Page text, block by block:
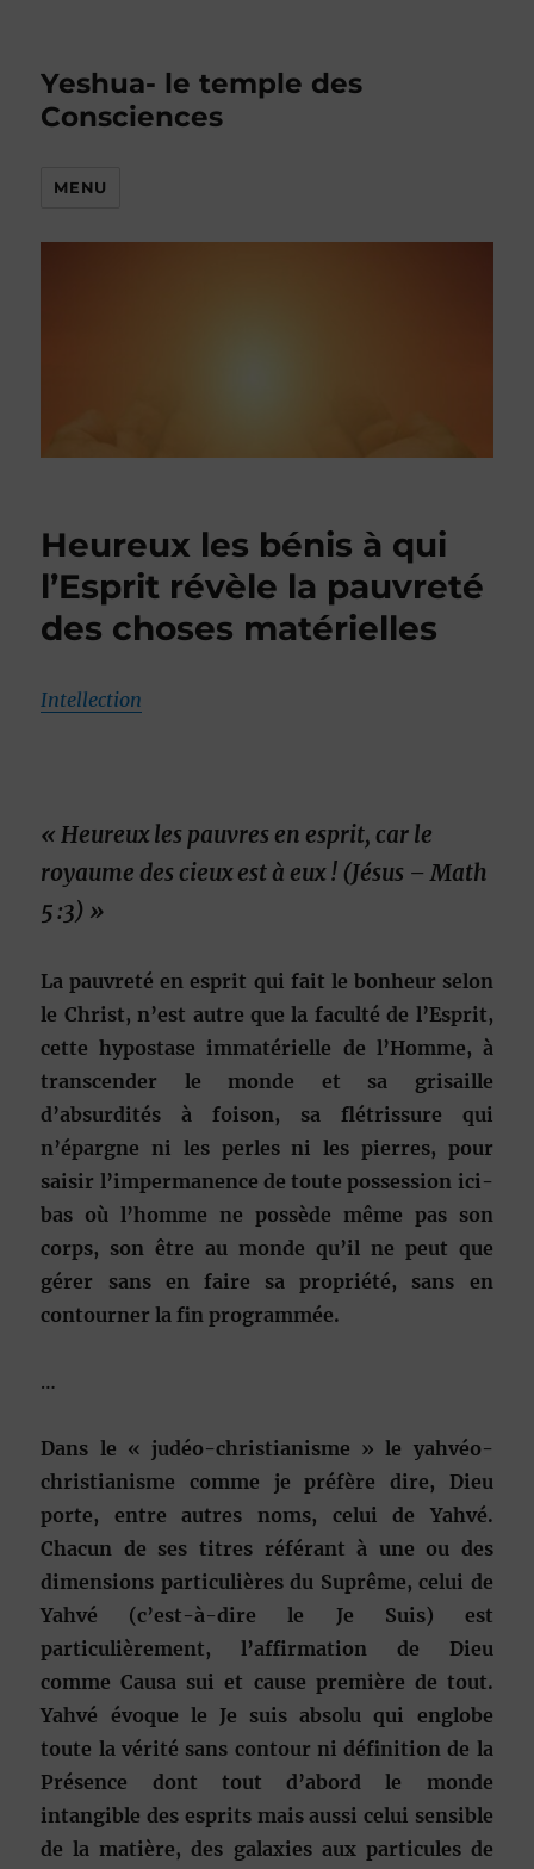
Yeshua- le temple des
Consciences
MENU
Heureux les bénis à qui
l’Esprit révèle la pauvreté
des choses matérielles
Intellection
«Heureux les pauvres en esprit, car le
royaume des cieux est à eux ! (Jésus – Math
5 :3) »
La pauvreté en esprit qui fait le bonheur selon
le Christ, n’est autre que la faculté de l’Esprit,
cette hypostase immatérielle de l’Homme, à
transcender le monde et sa grisaille
d’absurdités à foison, sa flétrissure qui
n’épargne ni les perles ni les pierres, pour
saisir l’impermanence de toute possession ici-
bas où l’homme ne possède même pas son
corps, son être au monde qu’il ne peut que
gérer sans en faire sa propriété, sans en
contourner la fin programmée.
…
Dans le « judéo-christianisme » le yahvéo-
christianisme comme je préfère dire, Dieu
porte, entre autres noms, celui de Yahvé.
Chacun de ses titres référant à une ou des
dimensions particulières du Suprême, celui de
Yahvé (c’est-à-dire le Je Suis) est
particulièrement, l’affirmation de Dieu
comme Causa sui et cause première de tout.
Yahvé évoque le Je suis absolu qui englobe
toute la vérité sans contour ni définition de la
Présence dont tout d’abord le monde
intangible des esprits mais aussi celui sensible
de la matière, des galaxies aux particules de